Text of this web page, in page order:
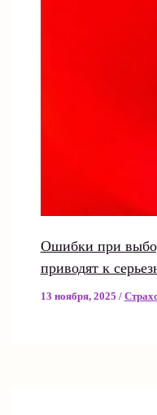
Ошибки при
приводят к
13 ноября, 2025 /